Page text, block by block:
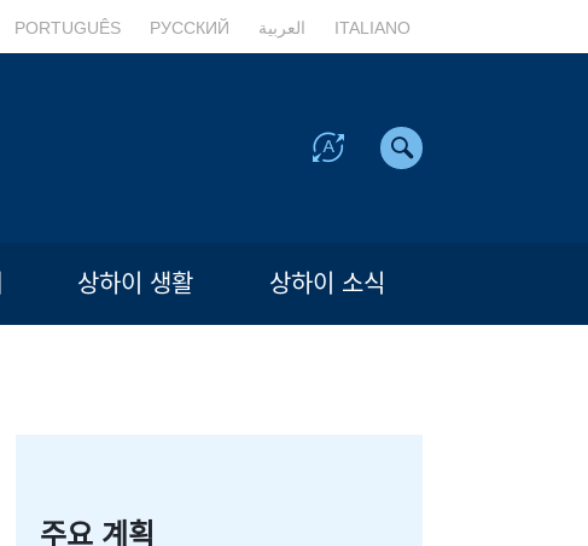
PORTUGUÊS РУССКИЙ العربية ITALIANO
상하이 생활 상하이 소식
주요 계획